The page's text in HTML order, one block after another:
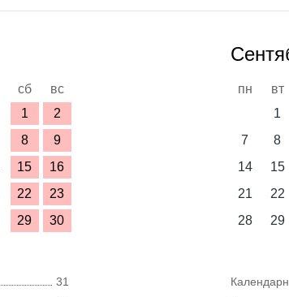
сб
вс
1
2
8
9
15
16
22
23
29
30
31
пн вт
1
7
8
14
15
21
22
28
29